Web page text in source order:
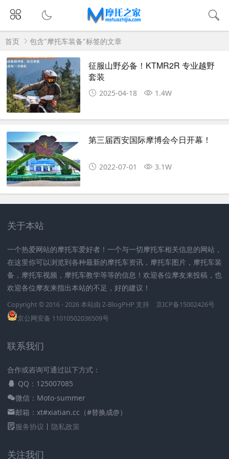
首页 包含"摩托车装备"标签的文章
征服山野必备！KTMR2R 专业越野
套装
2025-04-18 1.4W
第三届西安国际摩博会今日开幕！
2022-07-01 3.1W
关于本站
一个热爱网站的摩托车爱好者！一个与一切摩托车相关信息的网站，
在这里你可以浏览到各种最新的摩托车资讯，摩托车图片，摩托车装
备，摩托车视频，摩托车教学等等的信息！欢迎各位摩友来投稿，也
欢迎各位摩友来指出本站的不足，好的建议！
Copyright © 2016 - 2026 本站由 Z-BlogPHP 支持
京ICP备15002426号
京公网安备 11010502036509号
联系我们
合作或咨询可通过以下方式：
QQ：125007085
微信：Moto-summer
邮箱：xt#xiatian.cc（#替换成@）
服务协议 丨 隐私政策
关注我们